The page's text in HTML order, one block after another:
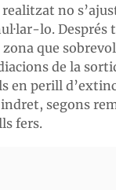
no
lo. Després
que
de la
en perill
segons
fers.